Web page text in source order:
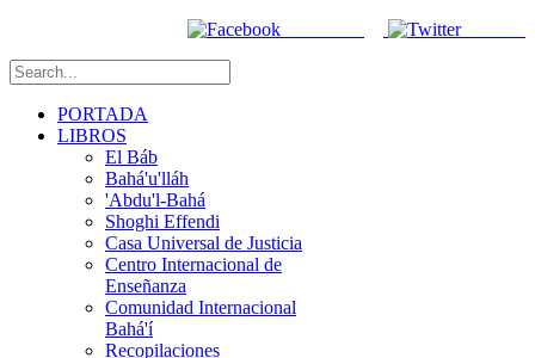
PORTADA
LIBROS
El Báb
Bahá'u'lláh
'Abdu'l-Bahá
Shoghi Effendi
Casa Universal de Justicia
Centro Internacional de
Enseñanza
Comunidad Internacional
Bahá'í
Recopilaciones